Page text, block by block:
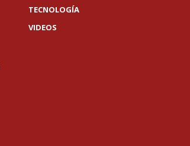
TECNOLOGÍA
VIDEOS